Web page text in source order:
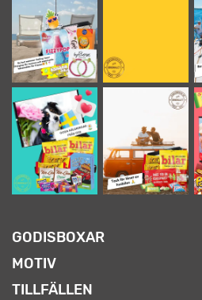
GODISBOXAR
MOTIV
TILLFÄLLEN